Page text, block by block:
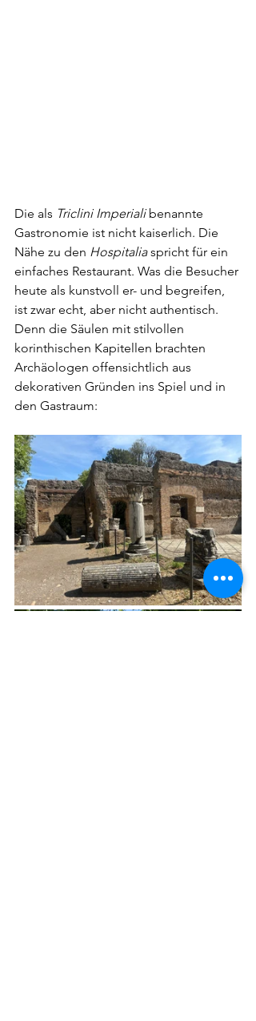
Die als Triclini Imperiali benannte
Gastronomie ist nicht kaiserlich. Die
Nähe zu den Hospitalia spricht für ein
einfaches Restaurant. Was die Besucher
heute als kunstvoll er- und begreifen,
ist zwar echt, aber nicht authentisch.
Denn die Säulen mit stilvollen
korinthischen Kapitellen brachten
Archäologen offensichtlich aus
dekorativen Gründen ins Spiel und in
den Gastraum: